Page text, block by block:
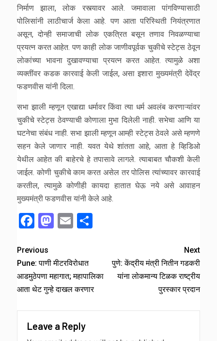
निर्माण झाला, लोक रस्त्यावर आले. जमावाला पांगविण्यासाठी
पोलिसांनी लाठीचार्ज केला आहे. पण आता परिस्थिती नियंत्रणात
असून, दोन्ही समाजाची लोक एकत्रित बसून तणाव निवळण्याचा
प्रयत्न करत आहेत. पण काही लोक जाणीवपूर्वक चुकीचे स्टेट्स ठेवून
लोकांच्या भावना दुखावण्याचा प्रयत्न करत आहेत. त्यामुळे अशा
व्यक्तींवर कडक कारवाई केली जाईल, असा इशारा मुख्यमंत्री देवेंद्र
फडणवीस यांनी दिला.
सभा झाली म्हणून एखाद्या धर्मावर किंवा त्या धर्म अवलंब करणाऱ्यांवर
चुकीचे स्टेट्स ठेवण्याची कोणाला मुभा दिलेली नाही. सभेचा आणि या
घटनेचा संबंध नाही. सभा झाली म्हणून आम्ही स्टेट्स ठेवले असे म्हणणे
सहन केले जाणार नाही. यवत येथे शांतता आहे, आता हे व्हिडिओ
येथील आहेत की बाहेरचे हे तपासावे लागले. त्याबाबत चौकशी केली
जाईल. कोणी चुकीचे काम करत असेल तर पोलिस त्यांच्यावर कारवाई
करतील, त्यामुळे कोणीही कायदा हातात घेऊ नये असे आवाहन
मुख्यमंत्री फडणवीस यांनी केले आहे.
Facebook
Mastodon
Email
Previous
Pune: पाणी मीटरविरोधात
आडमुठेपणा महागात; महापालिका
आता थेट गुन्हे दाखल करणार
Next
पुणे: केंद्रीय मंत्री नितीन गडकरी
यांना लोकमान्य टिळक राष्ट्रीय
पुरस्कार प्रदान
Leave a Reply